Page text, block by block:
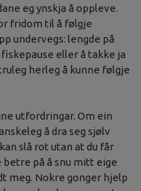
eg ynskja å oppleve.
fridom til å følgje
undervegs: lengde på
eller å takke ja
herleg å kunne følgje
utfordringar. Om ein
å dra seg sjølv
slå rot utan at du får
betre på å snu mitt eige
meg. Nokre gonger hjelp